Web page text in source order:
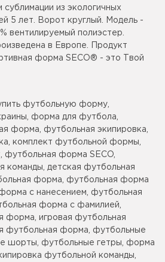
из экологичных
5 лет. Ворот круглый. Модель -
вентилируемый полиэстер.
в Европе. Продукт
форма SECO® - это Твой
футбольную форму,
форма для футбола,
форма, футбольная экипировка,
комплект футбольной формы,
футбольная форма SECO,
команды, детская футбольная
форма, футбольная форма
с нанесением, футбольная
форма с фамилией,
форма, игровая футбольная
футбольная форма, футбольные
шорты, футбольные гетры, форма
футбольной команды,